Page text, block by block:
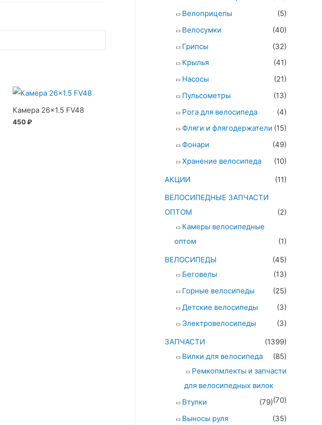
Камера 26×1.5 FV48
450₽
Велоприцепы
(5)
Велосумки
(40)
Грипсы
(32)
Крылья
(41)
Насосы
(21)
Пульсометры
(13)
Рога для велосипеда
(4)
Фляги и флягодержатели (15)
Фонари
(49)
Хранение велосипеда
(10)
АКЦИИ
(11)
ВЕЛОСИПЕДНЫЕ ЗАПЧАСТИ
ОПТОМ
(2)
Камеры велосипедные
оптом
(1)
ВЕЛОСИПЕДЫ
(45)
Беговелы
(13)
Горные велосипеды
(25)
Детские велосипеды
(3)
Электровелосипеды
(3)
ЗАПЧАСТИ
(1399)
Вилки для велосипеда
(85)
Ремкопмлекты и запчасти
для велосипедных вилок
(70)
Втулки
(79)
Выносы руля
(35)